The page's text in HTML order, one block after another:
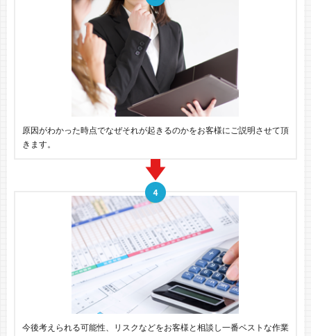
原因がわかった時点でなぜそれが起きるのかをお客様にご説明させて頂
きます。
今後考えられる可能性、リスクなどをお客様と相談し一番ベストな作業